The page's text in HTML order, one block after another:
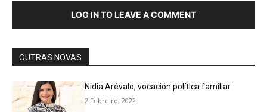
LOG IN TO LEAVE A COMMENT
OUTRAS NOVAS
Nidia Arévalo, vocación política familiar
2 Febreiro, 2022